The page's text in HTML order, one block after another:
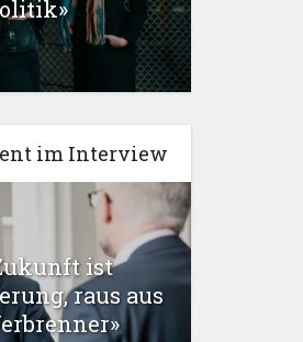
im Interview
ist
raus aus